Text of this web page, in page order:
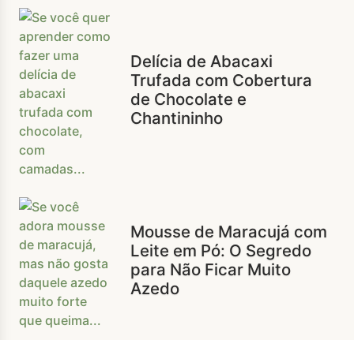
Delícia de Abacaxi
Trufada com Cobertura
de Chocolate e
Chantininho
Mousse de Maracujá com
Leite em Pó: O Segredo
para Não Ficar Muito
Azedo